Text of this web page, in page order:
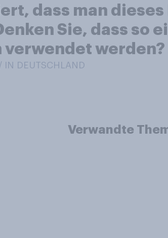
dass man
Sie, dass so
werden?
IN DEUTSCHLAND
Verwandte